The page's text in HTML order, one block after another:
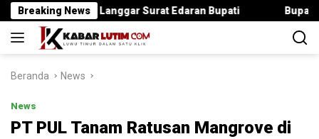
Langsung
ke
konten
Breaking News
Langgar Surat Edaran Bupati Bupati Irwan
Beranda News
News
PT PUL Tanam Ratusan Mangrove di